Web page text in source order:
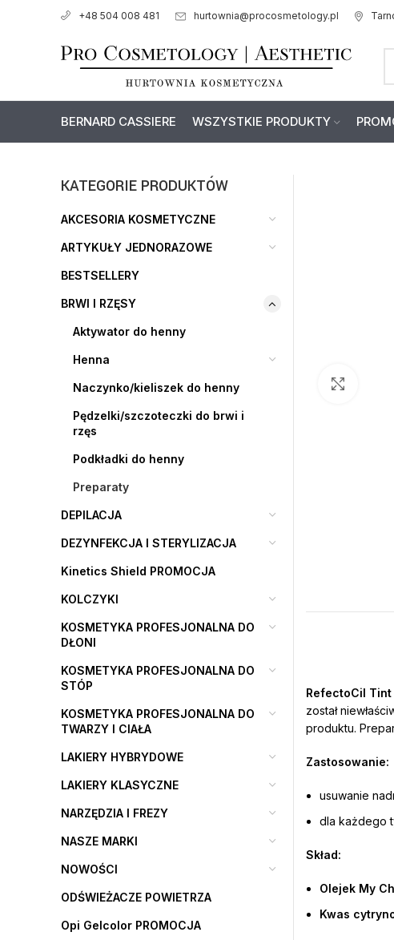
+48 504 008 481 hurtownia@procosmetology.pl
BERNARD CASSIERE WSZYSTKIE PRODUKTY
Click
RefectoCil Tint
został
produktu.
Zastosowanie:
usuwanie
dla każdego
Skład:
Olejek My
Kwas
KATEGORIE PRODUKTÓW
AKCESORIA KOSMETYCZNE
ARTYKUŁY JEDNORAZOWE
BESTSELLERY
BRWI I RZĘSY
Aktywator do henny
Henna
Naczynko/kieliszek do henny
Pędzelki/szczoteczki do brwi i
rzęs
Podkładki do henny
Preparaty
DEPILACJA
DEZYNFEKCJA I STERYLIZACJA
Kinetics Shield PROMOCJA
KOLCZYKI
KOSMETYKA PROFESJONALNA DO
DŁONI
KOSMETYKA PROFESJONALNA DO
STÓP
KOSMETYKA PROFESJONALNA DO
TWARZY I CIAŁA
LAKIERY HYBRYDOWE
LAKIERY KLASYCZNE
NARZĘDZIA I FREZY
NASZE MARKI
NOWOŚCI
ODŚWIEŻACZE POWIETRZA
Opi Gelcolor PROMOCJA